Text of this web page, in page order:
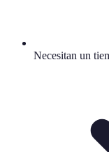
Necesitan un